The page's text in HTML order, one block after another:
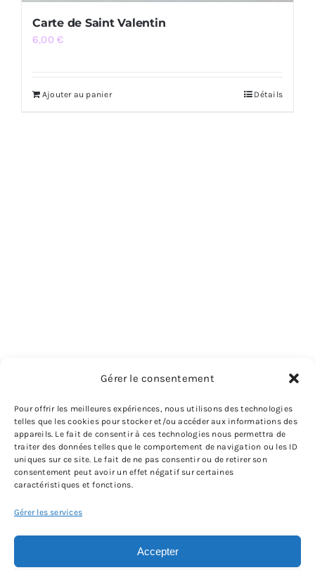
Gérer le consentement
Pour offrir les meilleures expériences, nous utilisons des technologies
telles que les cookies pour stocker et/ou accéder aux informations des
appareils. Le fait de consentir à ces technologies nous permettra de
traiter des données telles que le comportement de navigation ou les ID
uniques sur ce site. Le fait de ne pas consentir ou de retirer son
consentement peut avoir un effet négatif sur certaines
caractéristiques et fonctions.
Gérer les services
Accepter
Carte de Saint Valentin
6,00€
Ajouter au panier Détails